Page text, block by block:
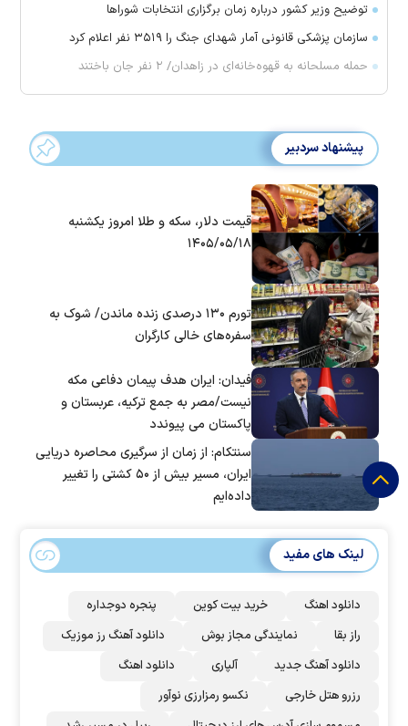
توضیح وزیر کشور درباره زمان برگزاری انتخابات شورا‌ها
سازمان پزشکی قانونی آمار شهدای جنگ را ۳۵۱۹ نفر اعلام کرد
حمله مسلحانه به قهوه‌خانه‌ای در زاهدان/ ۲ نفر جان باختند
پیشنهاد سردبیر
قیمت دلار، سکه و طلا امروز یکشنبه
۱۴۰۵/۰۵/۱۸
تورم ۱۳۰ درصدی زنده ماندن/ شوک به
سفره‌های خالی کارگران
فیدان: ایران هدف پیمان دفاعی مکه
نیست/مصر به جمع ترکیه، عربستان و
پاکستان می پیوندد
سنتکام: از زمان از سرگیری محاصره دریایی
ایران، مسیر بیش از ۵۰ کشتی را تغییر
داده‌ایم
لینک های مفید
دانلود اهنگ خرید بیت کوین
پنجره دوجداره
راز بقا
نمایندگی مجاز بوش
دانلود آهنگ رز‌ موزیک
دانلود آهنگ جدید
آلپاری
دانلود اهنگ
رزرو هتل خارجی
نکسو رمزارزی نوآور